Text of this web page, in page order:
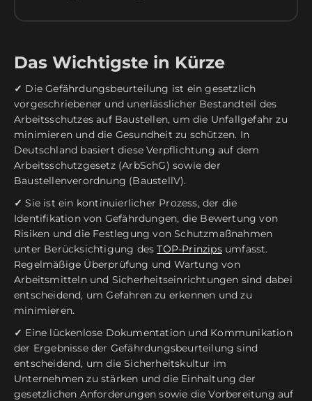
Das Wichtigste in Kürze
✓ Die Gefährdungsbeurteilung ist ein gesetzlich
vorgeschriebener und unerlässlicher Bestandteil des
Arbeitsschutzes auf Baustellen, um die Unfallgefahr zu
minimieren und die Gesundheit zu schützen. In
Deutschland basiert diese Verpflichtung auf dem
Arbeitsschutzgesetz (ArbSchG) sowie der
Baustellenverordnung (BaustellV).
✓ Sie ist ein kontinuierlicher Prozess, der die
Identifikation von Gefährdungen, die Bewertung von
Risiken und die Festlegung von Schutzmaßnahmen
unter Berücksichtigung desTOP-Prinzipsumfasst.
Regelmäßige Überprüfung und Wartung von
Arbeitsmitteln und Sicherheitseinrichtungen sind dabei
entscheidend, um Gefahren zu erkennen und zu
minimieren.
✓ Eine lückenlose Dokumentation und Kommunikation
der Ergebnisse der Gefährdungsbeurteilung sind
entscheidend, um die Sicherheitskultur im
Unternehmen zu stärken und die Einhaltung der
gesetzlichen Anforderungen sowie die Vorbereitung auf